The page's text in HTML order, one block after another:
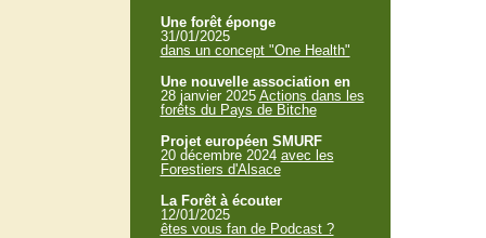
Une forêt éponge
31/01/2025
dans un concept "One Health"
Une nouvelle association en
28 janvier 2025 Actions dans les
forêts du Pays de Bitche
Projet européen SMURF
20 décembre 2024 avec les
Forestiers d'Alsace
La Forêt à écouter
12/01/2025
êtes vous fan de Podcast ?